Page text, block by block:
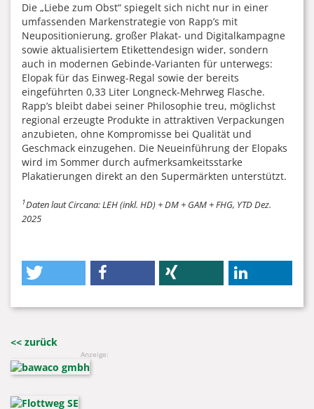
Die „Liebe zum Obst“ spiegelt sich nicht nur in einer
umfassenden Markenstrategie von Rapp’s mit
Neupositionierung, großer Plakat- und Digitalkampagne
sowie aktualisiertem Etikettendesign wider, sondern
auch in modernen Gebinde-Varianten für unterwegs:
Elopak für das Einweg-Regal sowie der bereits
eingeführten 0,33 Liter Longneck-Mehrweg Flasche.
Rapp’s bleibt dabei seiner Philosophie treu, möglichst
regional erzeugte Produkte in attraktiven Verpackungen
anzubieten, ohne Kompromisse bei Qualität und
Geschmack einzugehen. Die Neueinführung der Elopaks
wird im Sommer durch aufmerksamkeitsstarke
Plakatierungen direkt an den Supermärkten unterstützt.
1Daten laut Circana: LEH (inkl. HD) + DM + GAM + FHG, YTD Dez.
2025
<< zurück
Anzeige: